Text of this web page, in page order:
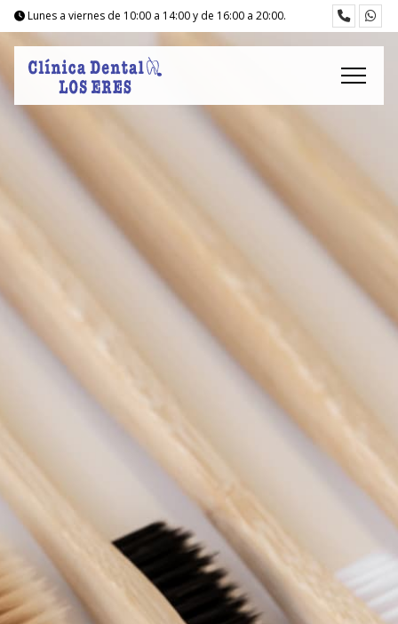
Lunes a viernes de 10:00 a 14:00y de 16:00 a 20:00.